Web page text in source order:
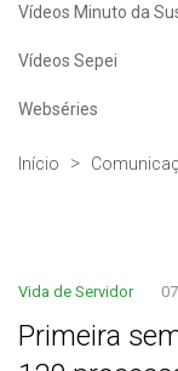
Vídeos Minuto da
Vídeos Sepei
Webséries
Início
Vida de Servidor
Primeira